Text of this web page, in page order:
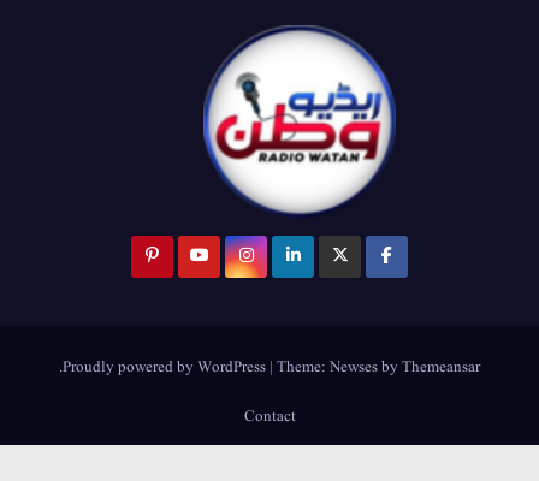
Proudly powered by WordPress |Theme:NewsesbyThemeansar
.
Contact